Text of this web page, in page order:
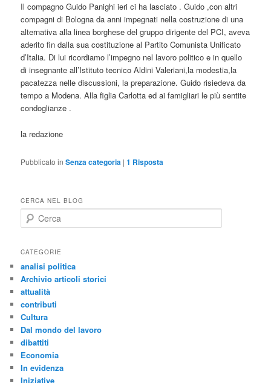
Il compagno Guido Panighi ieri ci ha lasciato . Guido ,con altri
compagni di Bologna da anni impegnati nella costruzione di una
alternativa alla linea borghese del gruppo dirigente del PCI, aveva
aderito fin dalla sua costituzione al Partito Comunista Unificato
d’Italia. Di lui ricordiamo l’impegno nel lavoro politico e in quello
di insegnante all’Istituto tecnico Aldini Valeriani,la modestia,la
pacatezza nelle discussioni, la preparazione. Guido risiedeva da
tempo a Modena. Alla figlia Carlotta ed ai famigliari le più sentite
condoglianze .
la redazione
Pubblicato in Senza categoria |1 Risposta
CERCA NEL BLOG
e
c
CATEGORIE
analisi politica
Archivio articoli storici
attualità
contributi
Cultura
Dal mondo del lavoro
dibattiti
Economia
In evidenza
Iniziative